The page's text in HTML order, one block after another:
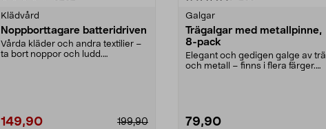
Klädvård
Noppborttagare batteridriven
Vårda kläder och andra textilier –
ta bort noppor och ludd.
199,90
149,90
Galgar
Trägalgar med metallpinne,
8-pack
Elegant och gedigen galge av trä
och metall – finns i flera färger.
79,90